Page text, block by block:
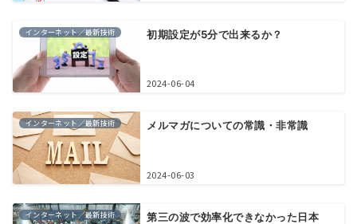
インターネット／最新技術 初期設定が5分で出来るか？
2024-06-04
インターネット／最新技術 メルマガについての常識・非常識
2024-06-03
インターネット／最新技術 第三の波で効率化できなかった日本